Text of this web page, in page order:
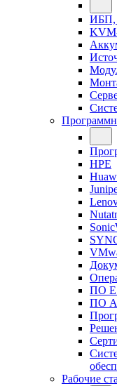
ИБП,
HPE
ПО
ПО
Рабочие